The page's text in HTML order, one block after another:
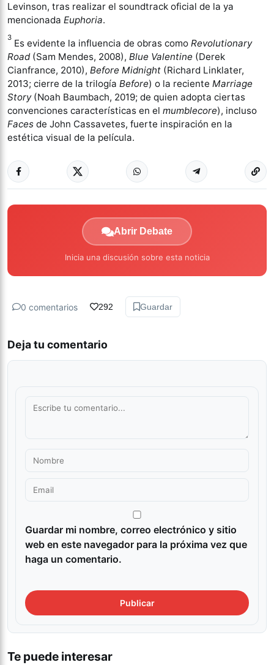
Levinson, tras realizar el soundtrack oficial de la ya
mencionada Euphoria.
3
Es evidente la influencia de obras como Revolutionary
Road (Sam Mendes, 2008), Blue Valentine (Derek
Cianfrance, 2010), Before Midnight (Richard Linklater,
2013; cierre de la trilogía Before) o la reciente Marriage
Story (Noah Baumbach, 2019; de quien adopta ciertas
convenciones características en el mumblecore), incluso
Faces de John Cassavetes, fuerte inspiración en la
estética visual de la película.
Abrir Debate
Inicia una discusión sobre esta noticia
0 comentarios 292 Guardar
Deja tu comentario
Guardar mi nombre, correo electrónico y sitio
web en este navegador para la próxima vez que
haga un comentario.
Te puede interesar